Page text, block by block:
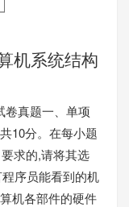
机系统结构
卷真题一、单项
10分。在每小题
求的,请将其选
序员能看到的机
机各部件的硬件